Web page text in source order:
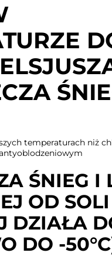
temperaturach niż
ŚNIEG I
OD SOLI
DZIAŁA
DO -